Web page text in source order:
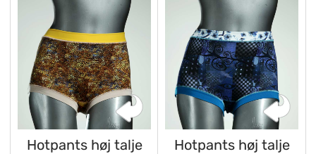
Hotpants høj talje Hotpants høj talje